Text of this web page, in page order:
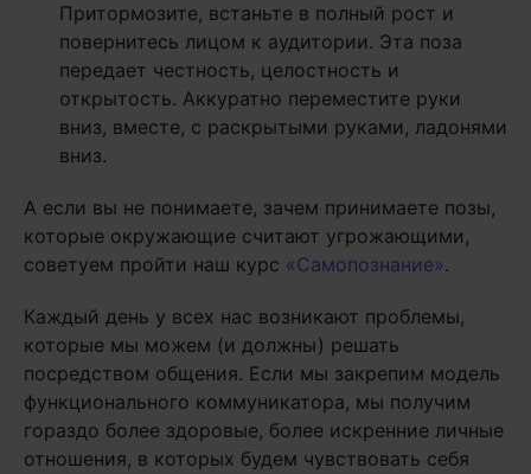
Притормозите, встаньте в полный рост и
повернитесь лицом к аудитории. Эта поза
передает честность, целостность и
открытость. Аккуратно переместите руки
вниз, вместе, с раскрытыми руками, ладонями
вниз.
А если вы не понимаете, зачем принимаете позы,
которые окружающие считают угрожающими,
советуем пройти наш курс «Самопознание».
Каждый день у всех нас возникают проблемы,
которые мы можем (и должны) решать
посредством общения. Если мы закрепим модель
функционального коммуникатора, мы получим
гораздо более здоровые, более искренние личные
отношения, в которых будем чувствовать себя